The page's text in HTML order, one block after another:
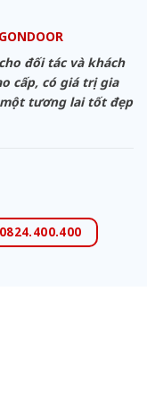
đối tác và khách
cấp, có giá trị gia
tương lai tốt đẹp